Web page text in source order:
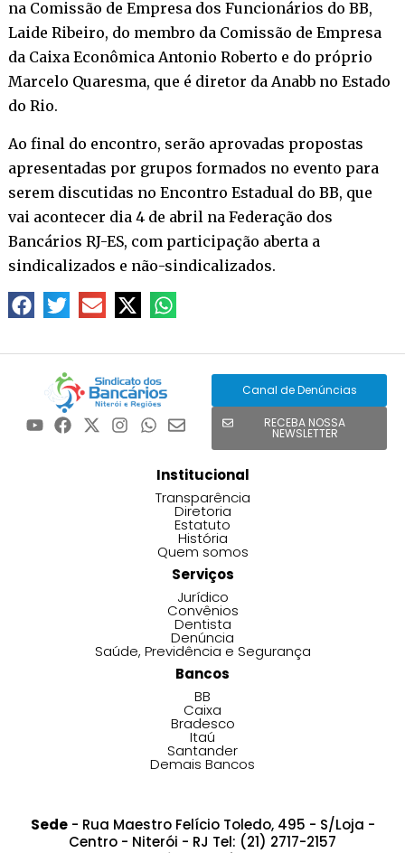
na Comissão de Empresa dos Funcionários do BB,
Laide Ribeiro, do membro da Comissão de Empresa
da Caixa Econômica Antonio Roberto e do próprio
Marcelo Quaresma, que é diretor da Anabb no Estado
do Rio.
Ao final do encontro, serão aprovadas propostas
apresentadas por grupos formados no evento para
serem discutidas no Encontro Estadual do BB, que
vai acontecer dia 4 de abril na Federação dos
Bancários RJ-ES, com participação aberta a
sindicalizados e não-sindicalizados.
Canal de Denúncias
RECEBA NOSSA
NEWSLETTER
Institucional
Transparência
Diretoria
Estatuto
História
Quem somos
Serviços
Jurídico
Convênios
Dentista
Denúncia
Saúde, Previdência e Segurança
Bancos
BB
Caixa
Bradesco
Itaú
Santander
Demais Bancos
Sede- Rua Maestro Felício Toledo, 495 - S/Loja -
Centro - Niterói - RJ Tel: (21) 2717-2157